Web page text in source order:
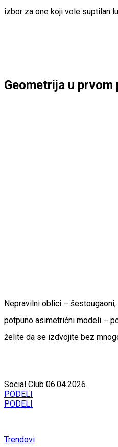
izbor za one koji vole suptilan
Geometrija u prvom
Nepravilni oblici –
potpuno asimetrični modeli –
želite da se izdvojite bez
Social Club 06.04.2026.
PODELI
PODELI
Trendovi